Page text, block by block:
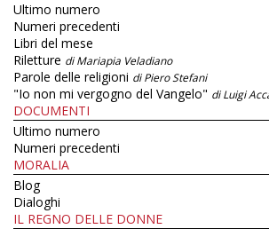
Ultimo numero
Numeri precedenti
Libri del mese
Riletture di Mariapia Veladiano
Parole delle religioni di Piero Stefani
"Io non mi vergogno del Vangelo" di Luigi
DOCUMENTI
Ultimo numero
Numeri precedenti
MORALIA
Blog
Dialoghi
IL REGNO DELLE DONNE